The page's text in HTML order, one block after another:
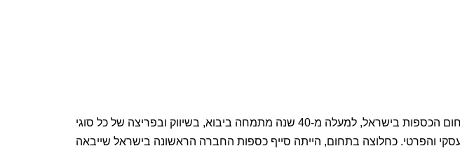
החברה נוסדה ב-1974 ומאז מובילה את תחום הכספות בישראל, למעלה מ-40 שנה מתמחה ביבוא, בשיווק ובפריצה של כל סוגי
והפרטי. כחלוצה בתחום, הייתה סייף כספות החברה הראשונה בישראל שייבאה